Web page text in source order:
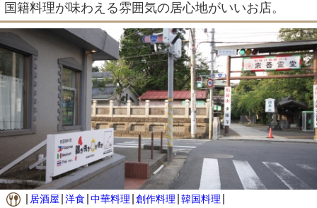
国籍料理が味わえる雰囲気の居心地がいいお店。
居酒屋 洋食 中華料理 創作料理 韓国料理